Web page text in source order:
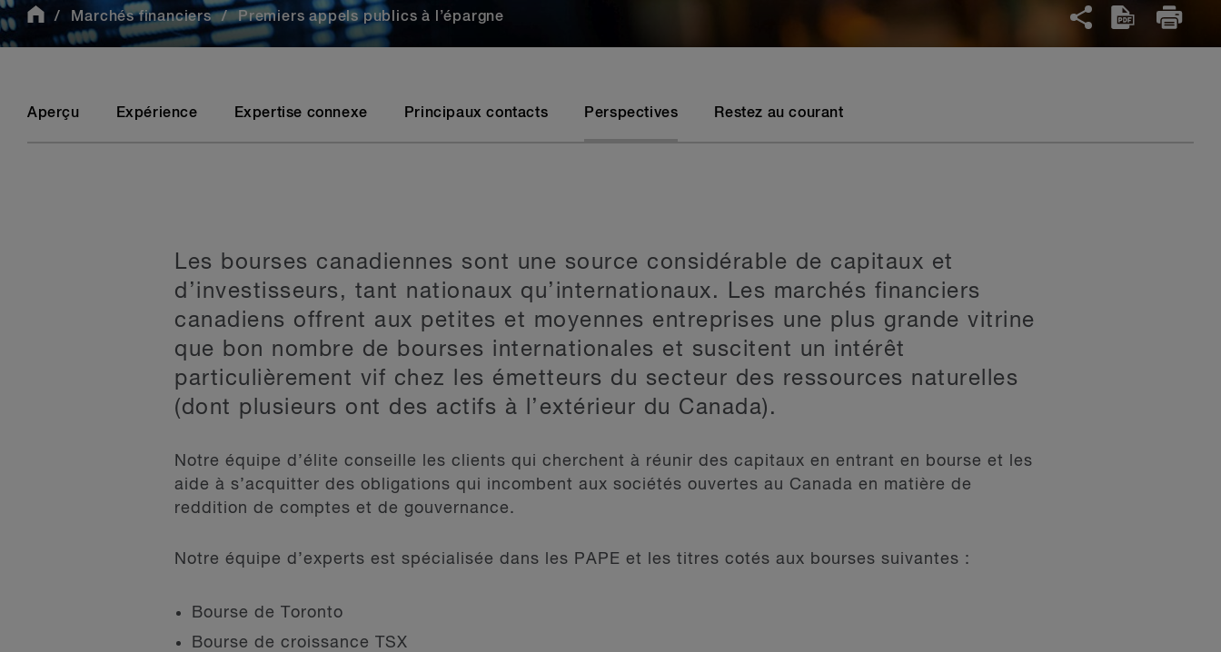
Marchés financiers Premiers appels publics à l’épargne
Aperçu Expérience Expertise connexe Principaux contacts Perspectives Restez au courant
Les bourses canadiennes sont une source considérable de capitaux et
d’investisseurs, tant nationaux qu’internationaux. Les marchés financiers
canadiens offrent aux petites et moyennes entreprises une plus grande vitrine
que bon nombre de bourses internationales et suscitent un intérêt
particulièrement vif chez les émetteurs du secteur des ressources naturelles
(dont plusieurs ont des actifs à l’extérieur du Canada).
Notre équipe d’élite conseille les clients qui cherchent à réunir des capitaux en entrant en bourse et les
aide à s’acquitter des obligations qui incombent aux sociétés ouvertes au Canada en matière de
reddition de comptes et de gouvernance.
Notre équipe d’experts est spécialisée dans les PAPE et les titres cotés aux bourses suivantes :
Bourse de Toronto
Bourse de croissance TSX